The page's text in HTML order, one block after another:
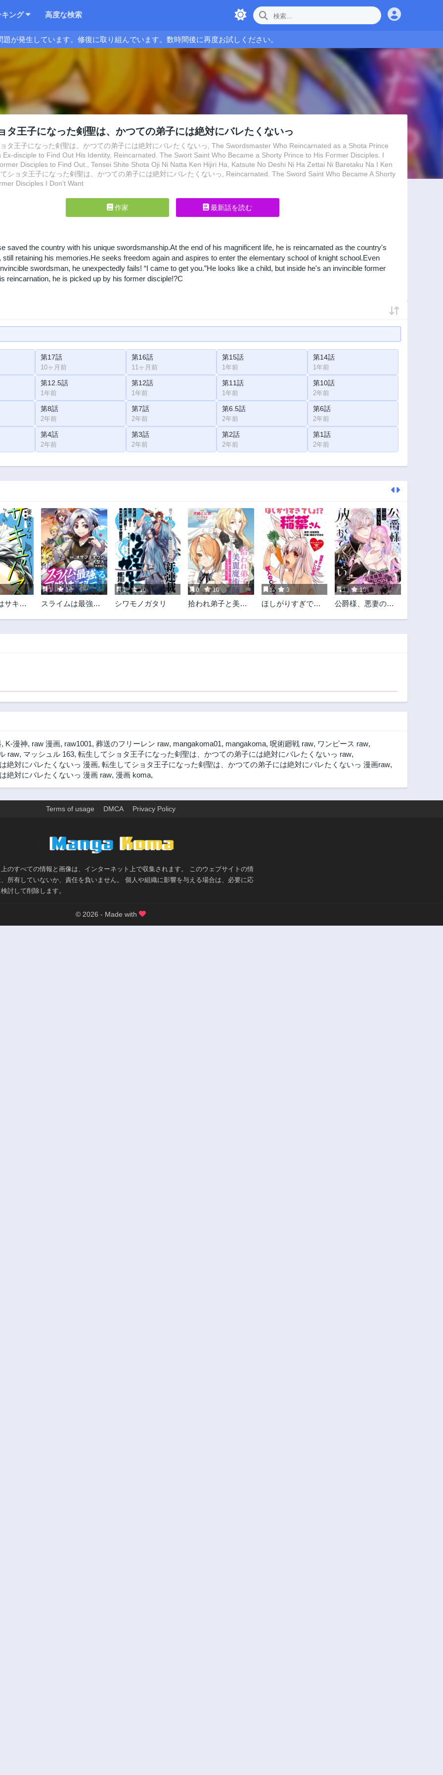
キング 高度な検索
題が発生しています。修復に取り組んでいます。数時間後に再度お試しください。
タ王子になった剣聖は、かつての弟子には絶対にバレたくないっ
タ王子になった剣聖は、かつての弟子には絶対にバレたくないっ, The Swordsmaster Who Reincarnated as a Shota Prince
Ex-disciple to Find Out His Identity, Reincarnated. The Swort Saint Who Became a Shorty Prince to His Former Disciples. I
Disciples to Find Out., Tensei Shite Shota Oji Ni Natta Ken Hijiri Ha, Katsute No Deshi Ni Ha Zettai Ni Baretaku Na I Ken
ショタ王子になった剣聖は、かつての弟子には絶対にバレたくないっ, Reincarnated. The Sword Saint Who Became A Shorty
Disciples I Don't Want
作家 最新話を読む
saved the country with his unique swordsmanship.At the end of his magnificent life, he is reincarnated as the country's
still retaining his memories.He seeks freedom again and aspires to enter the elementary school of knight school.Even
swordsman, he unexpectedly fails! “I came to get you.”He looks like a child, but inside he's an invincible former
reincarnation, he is picked up by his former disciple!?C
第17話
10ヶ月前
第16話
11ヶ月前
第15話
1年前
第14話
1年前
第12.5話
1年前
第12話
1年前
第11話
1年前
第10話
2年前
第8話
2年前
第7話
2年前
第6.5話
2年前
第6話
2年前
第4話
2年前
第3話
2年前
第2話
2年前
第1話
2年前
サキュ
1 10
スライムは最強た
生、ちゃんとスラ
1 10
シワモノガタリ
0 10
拾われ弟子と美麗
今日も大変です～
1 3
ほしがりすぎでし
1 10
公爵様、悪妻の私
, K-漫神, raw 漫画, raw1001, 葬送のフリーレン raw, mangakoma01, mangakoma, 呪術廻戦 raw, ワンピース raw,
raw, マッシュル 163, 転生してショタ王子になった剣聖は、かつての弟子には絶対にバレたくないっ raw,
絶対にバレたくないっ 漫画, 転生してショタ王子になった剣聖は、かつての弟子には絶対にバレたくないっ 漫画raw,
絶対にバレたくないっ 漫画 raw, 漫画 koma,
Terms of usage DMCA Privacy Policy
のすべての情報と画像は、インターネット上で収集されます。 このウェブサイトの情
所有していないか、責任を負いません。 個人や組織に影響を与える場合は、必要に応
討して削除します。
© 2026 - Made with